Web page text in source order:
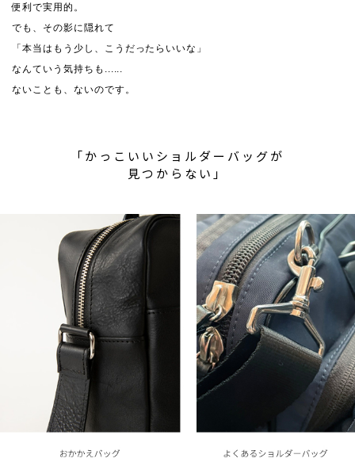
便利で実用的。
でも、その影に隠れて
「本当はもう少し、こうだったらいいな」
なんていう気持ちも......
ないことも、ないのです。
「かっこいいショルダーバッグが
見つからない」